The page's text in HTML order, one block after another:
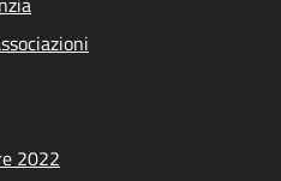
2022